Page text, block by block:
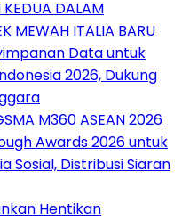
DALAM
MEWAH ITALIA BARU
Data untuk
2026, Dukung
M360 ASEAN 2026
Awards 2026 untuk
Sosial, Distribusi Siaran
Hentikan